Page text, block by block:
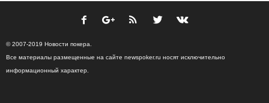
© 2007-2019 Новости покера.
Все материалы размещенные на сайте newspoker.ru носят исключительно
информационный характер.